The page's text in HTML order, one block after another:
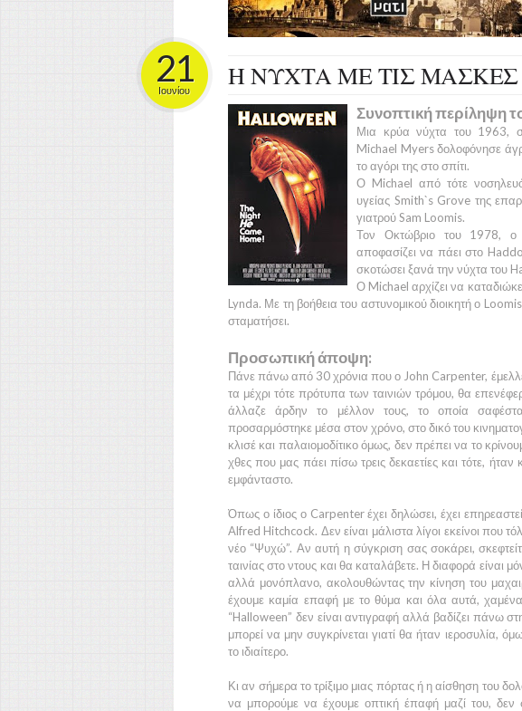
Η ΝΥΧΤΑ ΜΕ ΤΙΣ ΜΑΣΚΕΣ
21
Ιουνίου
Συνοπτική περίληψη
Μια κρύα νύχτα του 1963,
Michael Myersδολοφόνησε
το αγόρι της στο σπίτι.
Ο Michael από τότε
υγείας Smith`s Grove της
γιατρούSam Loomis.
Τον Οκτώβριο του 1978, ο
αποφασίζει να πάει στο
σκοτώσει ξανά την νύχτα του
Ο Michaelαρχίζει να
Lynda. Με τη βοήθεια του αστυνομικού διοικητή ο Loomis
σταματήσει.
Προσωπική άποψη:
Πάνε πάνω από 30 χρόνια που ο John Carpenter,
τα μέχρι τότε πρότυπα των ταινιών τρόμου, θα
άλλαζε άρδην το μέλλον τους, το οποία
προσαρμόστηκε μέσα στον χρόνο, στο δικό του
κλισέ και παλαιομοδίτικο όμως, δεν πρέπει να το
χθες που μας πάει πίσω τρεις δεκαετίες και τότε, ήταν
εμφάνταστο.
Όπως ο ίδιος ο Carpenterέχει δηλώσει, έχει
Alfred Hitchcock. Δεν είναι μάλιστα λίγοι εκείνοι που
νέο “Ψυχώ”. Αν αυτή η σύγκριση σας σοκάρει,
ταινίας στο ντους και θα καταλάβετε. Η διαφορά είναι
αλλά μονόπλανο, ακολουθώντας την κίνηση του
έχουμε καμία επαφή με το θύμα και όλα αυτά,
“Halloween” δεν είναι αντιγραφή αλλά βαδίζει πάνω
μπορεί να μην συγκρίνεται γιατί θα ήταν ιεροσυλία,
το ιδιαίτερο.
Κι αν σήμερα το τρίξιμο μιας πόρτας ή η αίσθηση του
να μπορούμε να έχουμε οπτική έπαφή μαζί του, δεν